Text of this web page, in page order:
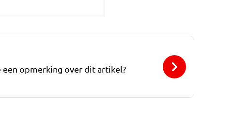
opmerking over dit artikel?